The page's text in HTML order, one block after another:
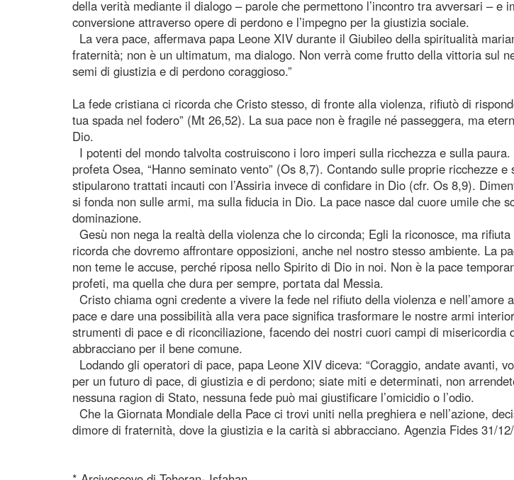
della verità mediante il dialogo – parole che permettono l’incontro tra avversari – e
conversione attraverso opere di perdono e l’impegno per la giustizia sociale.
La vera pace, affermava papa Leone XIV durante il Giubileo della spiritualità
fraternità; non è un ultimatum, ma dialogo. Non verrà come frutto della vittoria sul
semi di giustizia e di perdono coraggioso.”
La fede cristiana ci ricorda che Cristo stesso, di fronte alla violenza, rifiutò di
tua spada nel fodero” (Mt 26,52). La sua pace non è fragile né passeggera, ma
Dio.
I potenti del mondo talvolta costruiscono i loro imperi sulla ricchezza e sulla
profeta Osea, “Hanno seminato vento” (Os 8,7). Contando sulle proprie ricchezze e
stipularono trattati incauti con l’Assiria invece di confidare in Dio (cfr. Os 8,9).
si fonda non sulle armi, ma sulla fiducia in Dio. La pace nasce dal cuore umile che
dominazione.
Gesù non nega la realtà della violenza che lo circonda; Egli la riconosce, ma
ricorda che dovremo affrontare opposizioni, anche nel nostro stesso ambiente. La
non teme le accuse, perché riposa nello Spirito di Dio in noi. Non è la pace
profeti, ma quella che dura per sempre, portata dal Messia.
Cristo chiama ogni credente a vivere la fede nel rifiuto della violenza e nell’amore
pace e dare una possibilità alla vera pace significa trasformare le nostre armi
strumenti di pace e di riconciliazione, facendo dei nostri cuori campi di misericordia
abbracciano per il bene comune.
Lodando gli operatori di pace, papa Leone XIV diceva: “Coraggio, andate avanti,
per un futuro di pace, di giustizia e di perdono; siate miti e determinati, non
nessuna ragion di Stato, nessuna fede può mai giustificare l’omicidio o l’odio.
Che la Giornata Mondiale della Pace ci trovi uniti nella preghiera e nell’azione,
dimore di fraternità, dove la giustizia e la carità si abbracciano. Agenzia Fides 31/